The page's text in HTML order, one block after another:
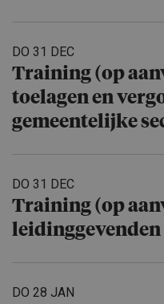
DO 31 DEC
Training (op
toelagen en
gemeente­lijke
DO 31 DEC
Training (op
leidingge­venden
DO 28 JAN